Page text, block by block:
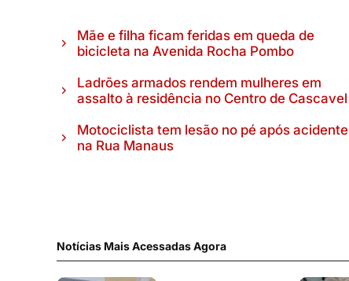
Mãe e filha ficam feridas em queda de
bicicleta na Avenida Rocha Pombo
Ladrões armados rendem mulheres em
assalto à residência no Centro de Cascavel
Motociclista tem lesão no pé após acidente
na Rua Manaus
Notícias Mais Acessadas Agora